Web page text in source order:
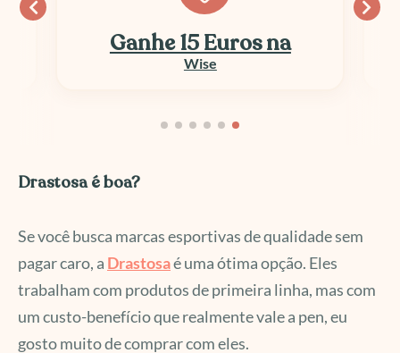
Ganhe 15 Euros na
Wise
Drastosa é boa?
Se você busca marcas esportivas de qualidade sem
pagar caro, a Drastosaé uma ótima opção. Eles
trabalham com produtos de primeira linha, mas com
um custo-benefício que realmente vale a pen, eu
gosto muito de comprar com eles.